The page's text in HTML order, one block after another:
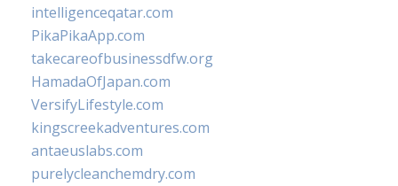
intelligenceqatar.com
PikaPikaApp.com
takecareofbusinessdfw.org
HamadaOfJapan.com
VersifyLifestyle.com
kingscreekadventures.com
antaeuslabs.com
purelycleanchemdry.com